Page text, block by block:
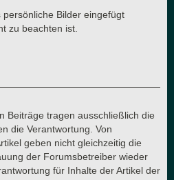
Bilder eingefügt
zu beachten ist.
Beiträge tragen ausschließlich die
die Verantwortung. Von
geben nicht gleichzeitig die
der Forumsbetreiber wieder
für Inhalte der Artikel der